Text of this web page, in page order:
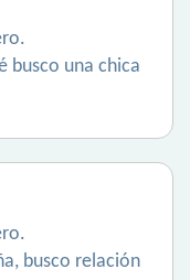
busco una chica
busco relación